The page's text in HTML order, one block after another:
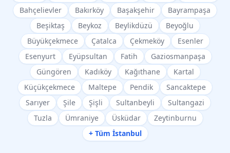
Bahçelievler
Bakırköy Başakşehir
Bayrampaşa
Beşiktaş
Beykoz Beylikdüzü
Beyoğlu
Büyükçekmece
Çatalca Çekmeköy
Esenler
Esenyurt
Eyüpsultan Fatih
Gaziosmanpaşa
Güngören
Kadıköy Kağıthane
Kartal
Küçükçekmece
Maltepe Pendik
Sancaktepe
Sarıyer
Şile Şişli Sultanbeyli
Sultangazi
Tuzla
Ümraniye Üsküdar
Zeytinburnu
+ Tüm İstanbul